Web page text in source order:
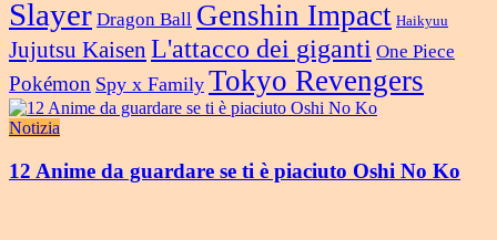
Slayer Dragon Ball Genshin Impact Haikyuu
Jujutsu Kaisen L'attacco dei giganti One Piece
Pokémon Spy x Family Tokyo Revengers
Notizia
12 Anime da guardare se ti è piaciuto Oshi No Ko